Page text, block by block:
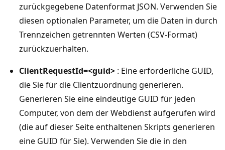
zurückgegebene Datenformat JSON. Verwenden Sie
diesen optionalen Parameter, um die Daten in durch
Trennzeichen getrennten Werten (CSV-Format)
zurückzuerhalten.
ClientRequestId=<guid> : Eine erforderliche GUID,
die Sie für die Clientzuordnung generieren.
Generieren Sie eine eindeutige GUID für jeden
Computer, von dem der Webdienst aufgerufen wird
(die auf dieser Seite enthaltenen Skripts generieren
eine GUID für Sie). Verwenden Sie die in den